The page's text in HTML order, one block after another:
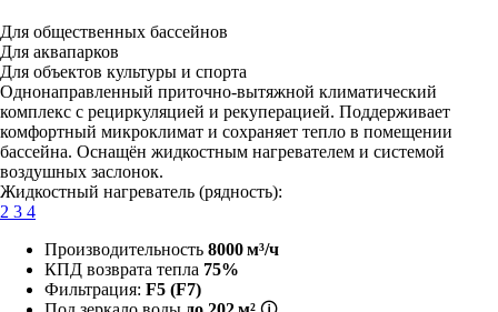
Для общественных бассейнов
Для аквапарков
Для объектов культуры и спорта
Однонаправленный приточно-вытяжной климатический
комплекс с рециркуляцией и рекуперацией. Поддерживает
комфортный микроклимат и сохраняет тепло в помещении
бассейна. Оснащён жидкостным нагревателем и системой
воздушных заслонок.
Жидкостный нагреватель (рядность):
2 3 4
Производительность 8000 м³/ч
КПД возврата тепла 75%
Фильтрация: F5 (F7)